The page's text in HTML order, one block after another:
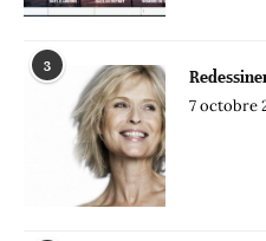
3
7 octobre